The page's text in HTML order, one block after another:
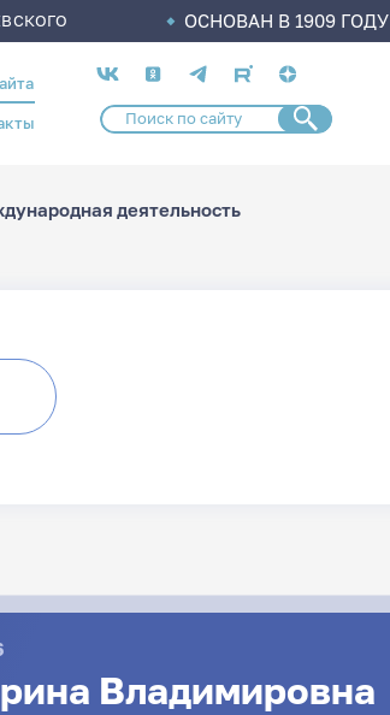
ОСНОВАН В 1909 ГОДУ
Социальные
сети
деятельность
Владимировна